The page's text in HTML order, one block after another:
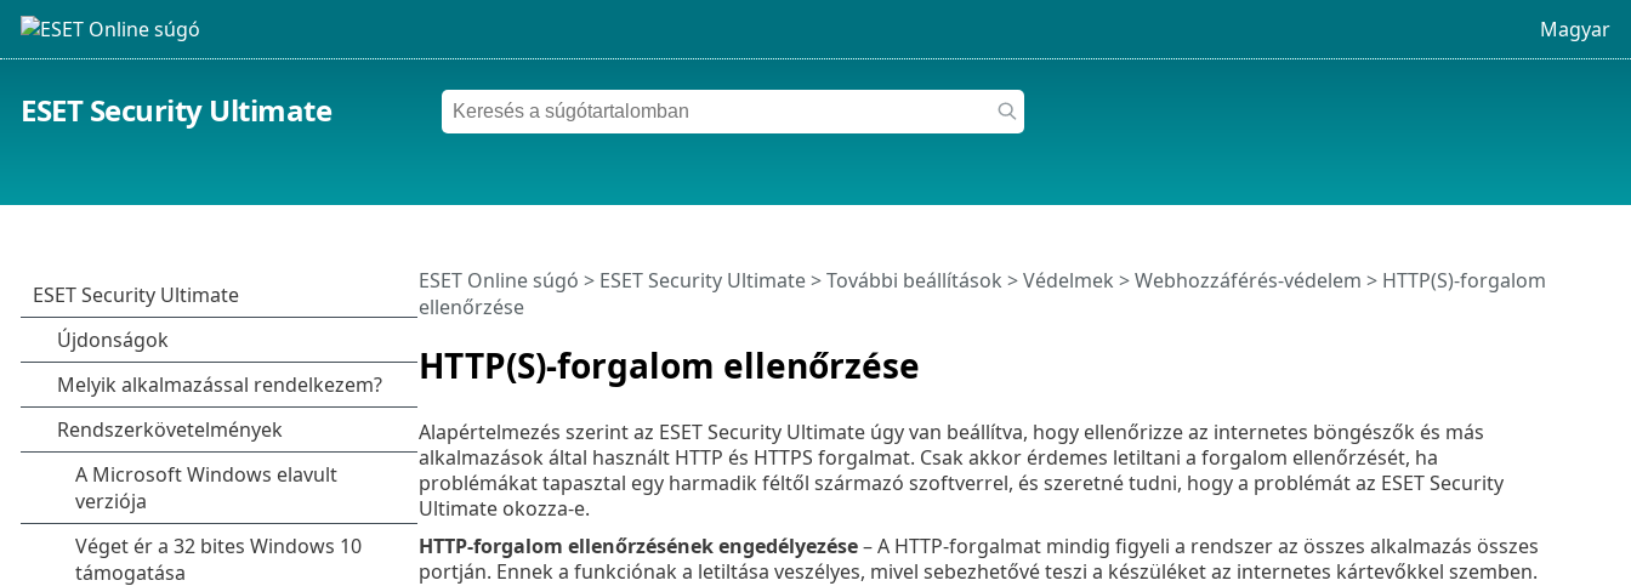
Magyar
ESET Security Ultimate
HTTP(S)-forgalom ellenőrzése
ESET Online súgó > ESET Security Ultimate>További beállítások >Védelmek >Webhozzáférés-védelem > HTTP(S)-forgalom
ellenőrzése
Alapértelmezés szerint az ESET Security Ultimate úgy van beállítva, hogy ellenőrizze az internetes böngészők és más
alkalmazások által használt HTTP és HTTPS forgalmat. Csak akkor érdemes letiltani a forgalom ellenőrzését, ha
problémákat tapasztal egy harmadik féltől származó szoftverrel, és szeretné tudni, hogy a problémát az ESET Security
Ultimate okozza-e.
HTTP-forgalom ellenőrzésének engedélyezése– A HTTP-forgalmat mindig figyeli a rendszer az összes alkalmazás összes
portján. Ennek a funkciónak a letiltása veszélyes, mivel sebezhetővé teszi a készüléket az internetes kártevőkkel szemben.